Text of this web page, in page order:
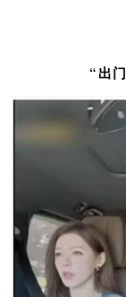
“出